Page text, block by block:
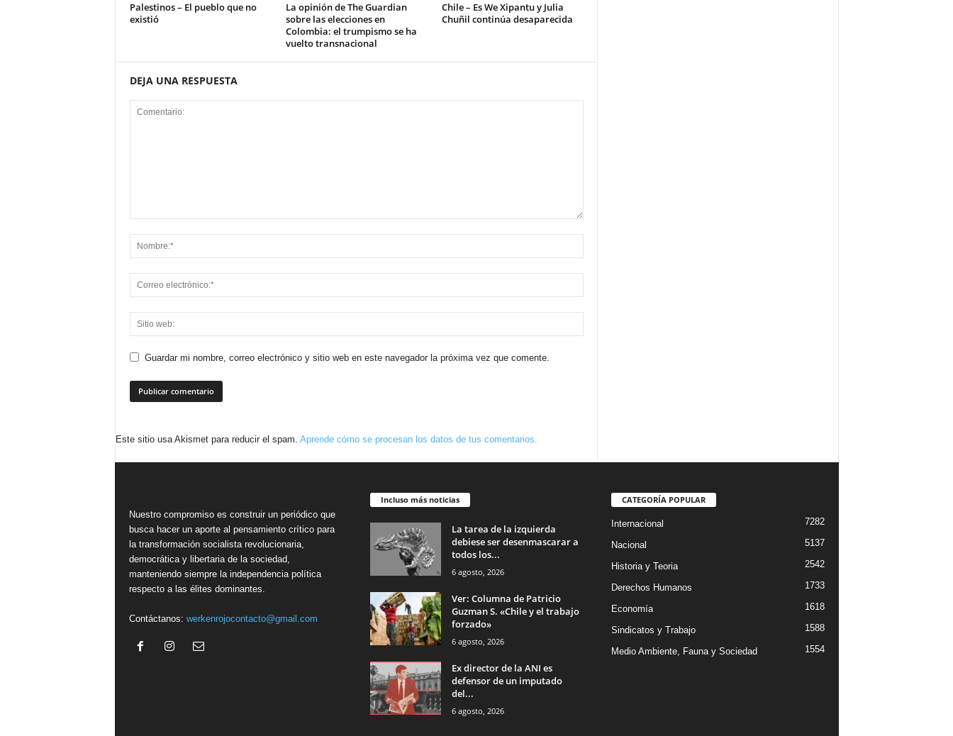
Palestinos – El pueblo que no
existió
La opinión de The Guardian
sobre las elecciones en
Colombia: el trumpismo se ha
vuelto transnacional
Chile – Es We Xipantu y Julia
Chuñil continúa desaparecida
DEJA UNA RESPUESTA
Guardar mi nombre, correo electrónico y sitio web en este navegador la próxima vez que comente.
Este sitio usa Akismet para reducir el spam. Aprende cómo se procesan los datos de tus comentarios.
Nuestro compromiso es construir un periódico que
busca hacer un aporte al pensamiento crítico para
la transformación socialista revolucionaria,
democrática y libertaria de la sociedad,
manteniendo siempre la independencia política
respecto a las élites dominantes.
Contáctanos: werkenrojocontacto@gmail.com
Incluso más noticias
La tarea de la izquierda
debiese ser desenmascarar a
todos los...
6 agosto, 2026
Ver: Columna de Patricio
Guzman S. «Chile y el trabajo
forzado»
6 agosto, 2026
Ex director de la ANI es
defensor de un imputado
del...
6 agosto, 2026
CATEGORÍA POPULAR
Internacional 7282
Nacional 5137
Historia y Teoria 2542
Derechos Humanos 1733
Economía 1618
Sindicatos y Trabajo 1588
Medio Ambiente, Fauna y Sociedad 1554